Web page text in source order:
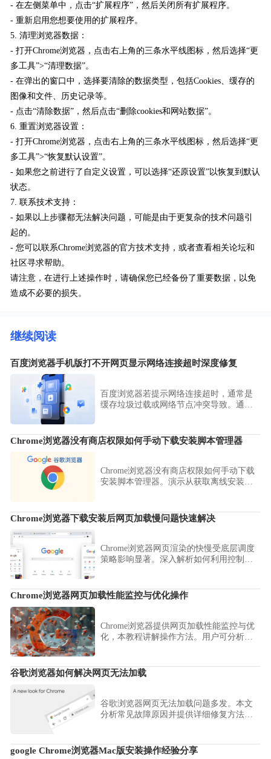
- 在左侧菜单中，点击“扩展程序”，然后关闭所有扩展程序。
- 重新启用您想要使用的扩展程序。
5. 清理浏览器数据：
- 打开Chrome浏览器，点击右上角的三条水平线图标，然后选择“更
多工具”>“清理数据”。
- 在弹出的窗口中，选择要清除的数据类型，包括Cookies、缓存的
图像和文件、历史记录等。
- 点击“清除数据”，然后点击“删除cookies和网站数据”。
6. 重置浏览器设置：
- 打开Chrome浏览器，点击右上角的三条水平线图标，然后选择“更
多工具”>“恢复默认设置”。
- 如果您之前进行了自定义设置，可以选择“还原设置”以恢复到默认
状态。
7. 联系技术支持：
- 如果以上步骤都无法解决问题，可能是由于更复杂的技术问题引
起的。
- 您可以联系Chrome浏览器的官方技术支持，或者查看相关论坛和
社区寻求帮助。
请注意，在进行上述操作时，请确保您已经备份了重要数据，以免
造成不必要的损失。
继续阅读
百度浏览器手机版打不开网页显示网络连接超时深度修复
百度浏览器若提示网络连接超时，通常是
缓存垃圾过载或网络节点冲突导致。通过
发故障。
Chrome浏览器没有商店权限如何手动下载安装脚本管理器
Chrome浏览器没有商店权限如何手动下载
安装脚本管理器。演示从获取离线安装包
Chrome浏览器下载安装后网页加载慢问题快速解决
Chrome浏览器网页渲染的快慢受底层调度
策略影响显著。深入解析如何利用控制台
消除复杂页面的滚动延迟与白屏现象，为
Chrome浏览器网页加载性能监控与优化操作
Chrome浏览器提供网页加载性能监控与优
化，本教程讲解操作方法。用户可分析网
谷歌浏览器如何解决网页无法加载
谷歌浏览器网页无法加载问题多发。本文
分析常见故障原因并提供详细修复方法，
google Chrome浏览器Mac版安装操作经验分享